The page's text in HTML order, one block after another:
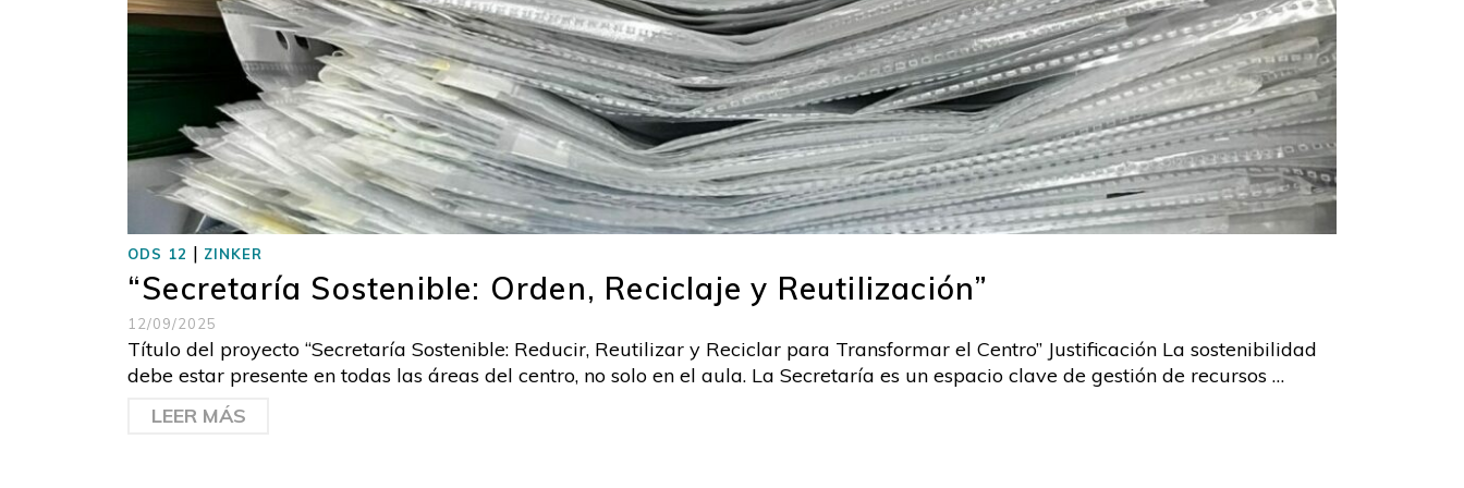
ODS 12 | ZINKER
“Secretaría Sostenible: Orden, Reciclaje y Reutilización”
12/09/2025
Título del proyecto “Secretaría Sostenible: Reducir, Reutilizar y Reciclar para Transformar el Centro” Justificación La sostenibilidad
debe estar presente en todas las áreas del centro, no solo en el aula. La Secretaría es un espacio clave de gestión de recursos …
LEER MÁS